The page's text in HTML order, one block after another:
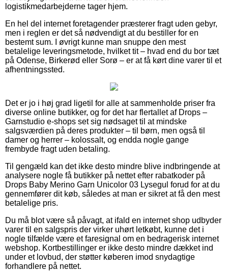
logistikmedarbejderne tager hjem.
En hel del internet foretagender præsterer fragt uden gebyr,
men i reglen er det så nødvendigt at du bestiller for en
bestemt sum. I øvrigt kunne man snuppe den mest
betalelige leveringsmetode, hvilket tit – hvad end du bor tæt
på Odense, Birkerød eller Sorø – er at få kørt dine varer til et
afhentningssted.
Det er jo i høj grad ligetil for alle at sammenholde priser fra
diverse online butikker, og for det har flertallet af Drops –
Garnstudio e-shops set sig nødsaget til at mindske
salgsværdien på deres produkter – til børn, men også til
damer og herrer – kolossalt, og endda nogle gange
frembyde fragt uden betaling.
Til gengæld kan det ikke desto mindre blive indbringende at
analysere nogle få butikker på nettet efter rabatkoder på
Drops Baby Merino Garn Unicolor 03 Lysegul forud for at du
gennemfører dit køb, således at man er sikret at få den mest
betalelige pris.
Du må blot være så påvagt, at ifald en internet shop udbyder
varer til en salgspris der virker uhørt letkøbt, kunne det i
nogle tilfælde være et faresignal om en bedragerisk internet
webshop. Kortbestillinger er ikke desto mindre dækket ind
under et lovbud, der støtter køberen imod snydagtige
forhandlere på nettet.